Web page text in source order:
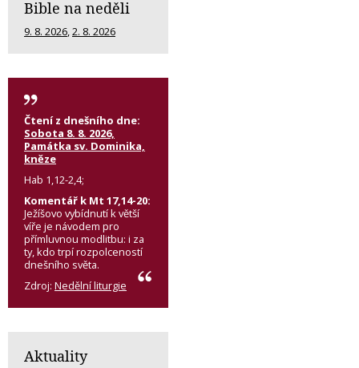
Bible na neděli
9. 8. 2026,2. 8. 2026
Čtení z dnešního dne:
Sobota 8. 8. 2026,
Památka sv. Dominika,
kněze
Hab 1,12-2,4;
Komentář k Mt 17,14-20:
Ježíšovo vybídnutí k větší
víře je návodem pro
přímluvnou modlitbu: i za
ty, kdo trpí rozpolceností
dnešního světa.
Zdroj: Nedělní liturgie
Aktuality